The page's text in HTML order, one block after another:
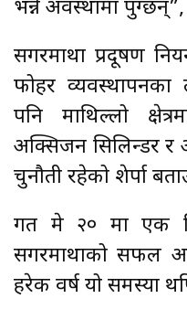
भन्ने अवस्थामा
सगरमाथा प्रदूषण
फोहर व्यवस्थापनका
पनि माथिल्लो
अक्सिजन सिलिन्डर
चुनौती रहेको शेर्पा
गत मे २० मा एक
सगरमाथाको सफल
हरेक वर्ष यो समस्या